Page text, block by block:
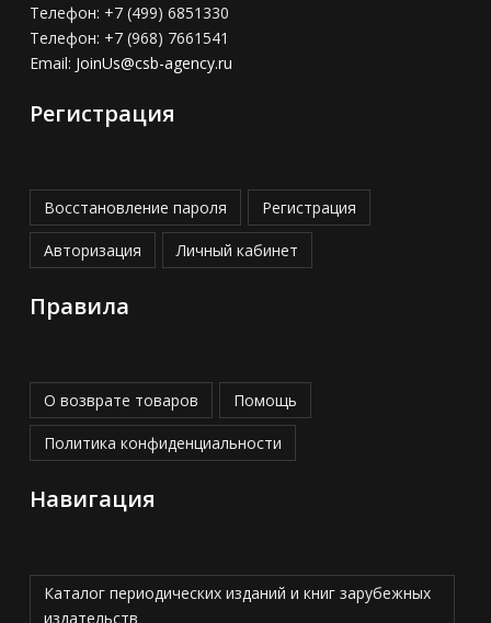
Телефон: +7 (499) 6851330
Телефон: +7 (968) 7661541
Email: JoinUs@csb-agency.ru
Регистрация
Восстановление пароля Регистрация
Авторизация Личный кабинет
Правила
О возврате товаров Помощь
Политика конфиденциальности
Навигация
Каталог периодических изданий и книг зарубежных
издательств